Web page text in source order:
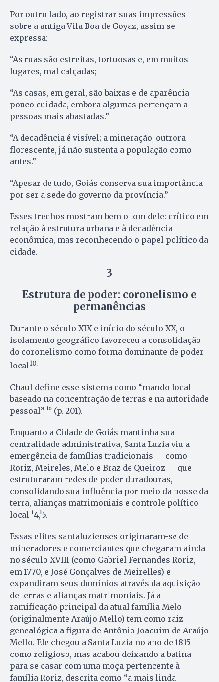
Por outro lado, ao registrar suas impressões
sobre a antiga Vila Boa de Goyaz, assim se
expressa:
“As ruas são estreitas, tortuosas e, em muitos
lugares, mal calçadas;
“As casas, em geral, são baixas e de aparência
pouco cuidada, embora algumas pertençam a
pessoas mais abastadas.”
“A decadência é visível; a mineração, outrora
florescente, já não sustenta a população como
antes.”
“Apesar de tudo, Goiás conserva sua importância
por ser a sede do governo da província.”
Esses trechos mostram bem o tom dele: crítico em
relação à estrutura urbana e à decadência
econômica, mas reconhecendo o papel político da
cidade.
3
Estrutura de poder: coronelismo e
permanências
Durante o século XIX e início do século XX, o
isolamento geográfico favoreceu a consolidação
do coronelismo como forma dominante de poder
local10.
Chaul define esse sistema como “mando local
baseado na concentração de terras e na autoridade
pessoal” ¹⁰ (p. 201).
Enquanto a Cidade de Goiás mantinha sua
centralidade administrativa, Santa Luzia viu a
emergência de famílias tradicionais — como
Roriz, Meireles, Melo e Braz de Queiroz — que
estruturaram redes de poder duradouras,
consolidando sua influência por meio da posse da
terra, alianças matrimoniais e controle político
local ¹4,¹5.
Essas elites santaluzienses originaram-se de
mineradores e comerciantes que chegaram ainda
no século XVIII (como Gabriel Fernandes Roriz,
em 1770, e José Gonçalves de Meirelles) e
expandiram seus domínios através da aquisição
de terras e alianças matrimoniais. Já a
ramificação principal da atual família Melo
(originalmente Araújo Mello) tem como raiz
genealógica a figura de Antônio Joaquim de Araújo
Mello. Ele chegou a Santa Luzia no ano de 1815
como religioso, mas acabou deixando a batina
para se casar com uma moça pertencente à
família Roriz, descrita como “a mais linda